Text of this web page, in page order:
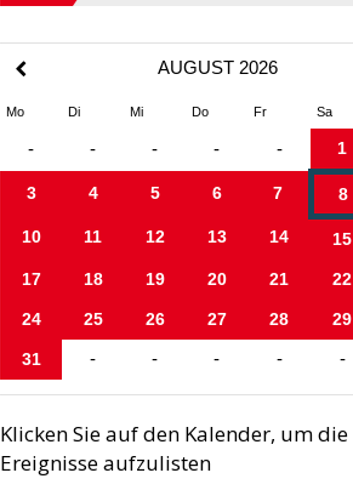
AUGUST 2026
Mo Di Mi Do Fr Sa
- - - - - 1
3 4 5 6 7 8
10 11 12 13 14 15
17 18 19 20 21 22
24 25 26 27 28 29
31 - - - - -
Klicken Sie auf den Kalender, um die
Ereignisse aufzulisten